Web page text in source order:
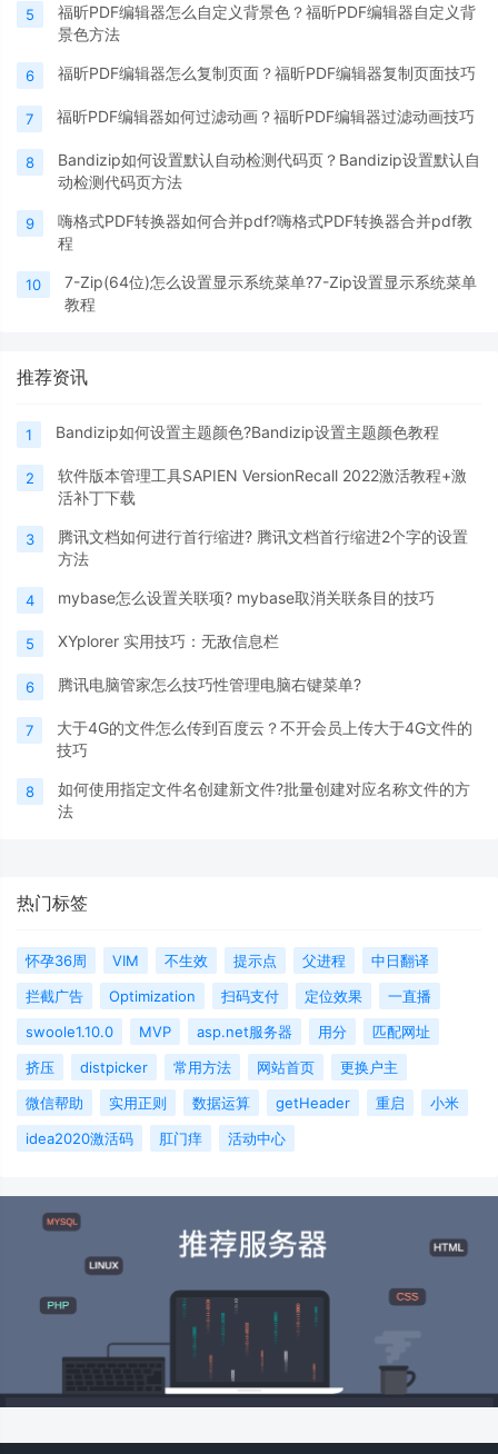
5
福昕PDF编辑器怎么自定义背景色？福昕PDF编辑器自定义背
景色方法
6 福昕PDF编辑器怎么复制页面？福昕PDF编辑器复制页面技巧
7 福昕PDF编辑器如何过滤动画？福昕PDF编辑器过滤动画技巧
8
Bandizip如何设置默认自动检测代码页？Bandizip设置默认自
动检测代码页方法
9
嗨格式PDF转换器如何合并pdf?嗨格式PDF转换器合并pdf教
程
10
7-Zip(64位)怎么设置显示系统菜单?7-Zip设置显示系统菜单
教程
推荐资讯
1 Bandizip如何设置主题颜色?Bandizip设置主题颜色教程
2
软件版本管理工具SAPIEN VersionRecall 2022激活教程+激
活补丁下载
3
腾讯文档如何进行首行缩进? 腾讯文档首行缩进2个字的设置
方法
4 mybase怎么设置关联项? mybase取消关联条目的技巧
5 XYplorer 实用技巧：无敌信息栏
6 腾讯电脑管家怎么技巧性管理电脑右键菜单?
7
大于4G的文件怎么传到百度云？不开会员上传大于4G文件的
技巧
8
如何使用指定文件名创建新文件?批量创建对应名称文件的方
法
热门标签
怀孕36周 VIM 不生效 提示点 父进程
中日翻译
拦截广告
Optimization 扫码支付 定位效果
一直播
swoole1.10.0
MVP asp.net服务器 用分
匹配网址
挤压
distpicker 常用方法 网站首页
更换户主
微信帮助
实用正则 数据运算 getHeader 重启
小米
idea2020激活码
肛门痒 活动中心